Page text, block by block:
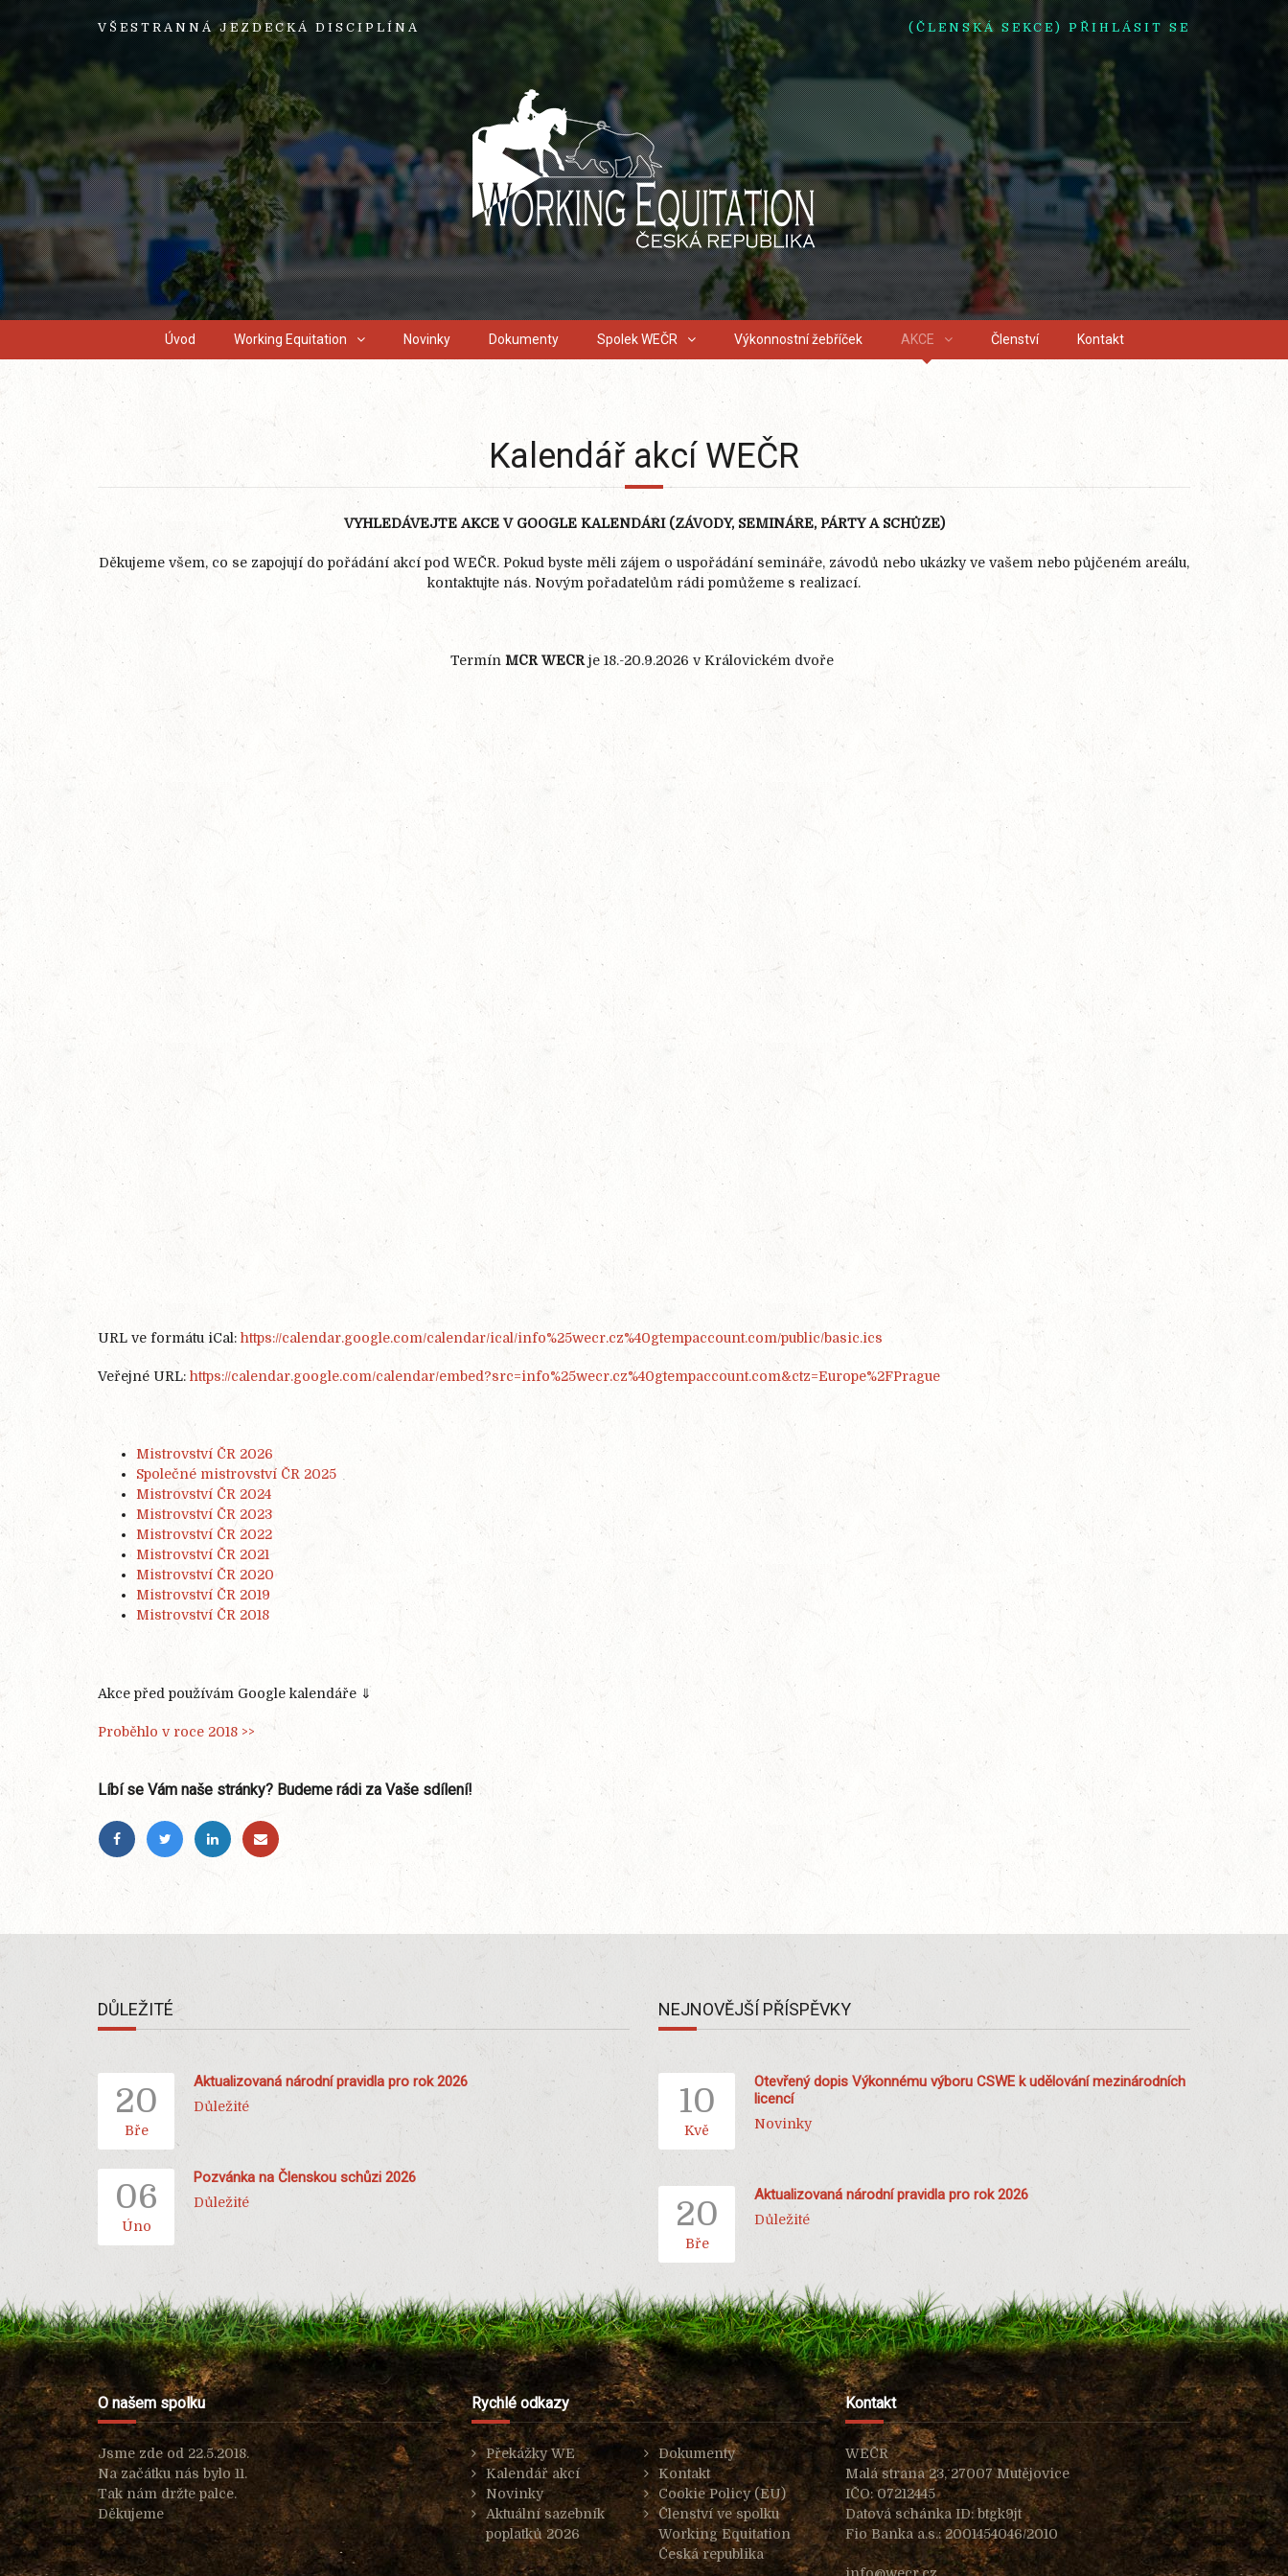
VŠESTRANNÁ JEZDECKÁ DISCIPLÍNA (ČLENSKÁ SEKCE) PŘIHLÁSIT SE
Úvod Working Equitation Novinky Dokumenty Spolek WEČR Výkonnostní žebříček AKCE Členství Kontakt
Kalendář akcí WEČR
VYHLEDÁVEJTE AKCE V GOOGLE KALENDÁŘI (ZÁVODY, SEMINÁŘE, PÁRTY A SCHŮZE)
Děkujeme všem, co se zapojují do pořádání akcí pod WEČR. Pokud byste měli zájem o uspořádání semináře, závodů nebo ukázky ve vašem nebo půjčeném areálu,
kontaktujte nás. Novým pořadatelům rádi pomůžeme s realizací.
Termín MČR WEČR je 18.-20.9.2026 v Královickém dvoře
URL ve formátu iCal: https://calendar.google.com/calendar/ical/info%25wecr.cz%40gtempaccount.com/public/basic.ics
Veřejné URL: https://calendar.google.com/calendar/embed?src=info%25wecr.cz%40gtempaccount.com&ctz=Europe%2FPrague
Mistrovství ČR 2026
Společné mistrovství ČR 2025
Mistrovství ČR 2024
Mistrovství ČR 2023
Mistrovství ČR 2022
Mistrovství ČR 2021
Mistrovství ČR 2020
Mistrovství ČR 2019
Mistrovství ČR 2018
Akce před používám Google kalendáře ⇓
Proběhlo v roce 2018 >>
Líbí se Vám naše stránky? Budeme rádi za Vaše sdílení!
DŮLEŽITÉ
20
Bře
Aktualizovaná národní pravidla pro rok 2026
Důležité
06
Úno
Pozvánka na Členskou schůzi 2026
Důležité
NEJNOVĚJŠÍ PŘÍSPĚVKY
10
Kvě
Otevřený dopis Výkonnému výboru CSWE k udělování mezinárodních
licencí
Novinky
20
Bře
Aktualizovaná národní pravidla pro rok 2026
Důležité
O našem spolku
Jsme zde od 22.5.2018.
Na začátku nás bylo 11.
Tak nám držte palce.
Děkujeme
Rychlé odkazy
Překážky WE
Dokumenty
Kalendář akcí
Kontakt
Novinky
Cookie Policy (EU)
Aktuální sazebník
poplatků 2026
Členství ve spolku
Working Equitation
Česká republika
Kontakt
WEČR
Malá strana 23, 27007 Mutějovice
IČO: 07212445
Datová schánka ID: btgk9jt
Fio Banka a.s.: 2001454046/2010
info@wecr.cz